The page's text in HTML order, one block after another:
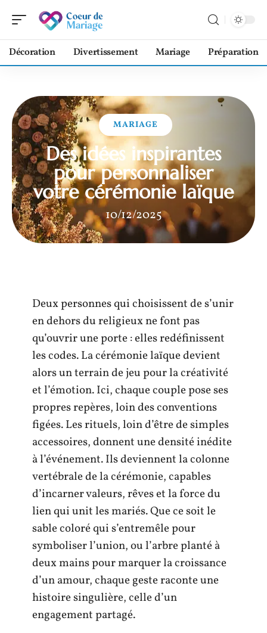
Décoration Divertissement Mariage Préparation
MARIAGE
Des idées inspirantes
pour personnaliser
votre cérémonie laïque
10/12/2025
Deux personnes qui choisissent de s’unir
en dehors du religieux ne font pas
qu’ouvrir une porte : elles redéfinissent
les codes. La cérémonie laïque devient
alors un terrain de jeu pour la créativité
et l’émotion. Ici, chaque couple pose ses
propres repères, loin des conventions
figées. Les rituels, loin d’être de simples
accessoires, donnent une densité inédite
à l’événement. Ils deviennent la colonne
vertébrale de la cérémonie, capables
d’incarner valeurs, rêves et la force du
lien qui unit les mariés. Que ce soit le
sable coloré qui s’entremêle pour
symboliser l’union, ou l’arbre planté à
deux mains pour marquer la croissance
d’un amour, chaque geste raconte une
histoire singulière, celle d’un
engagement partagé.